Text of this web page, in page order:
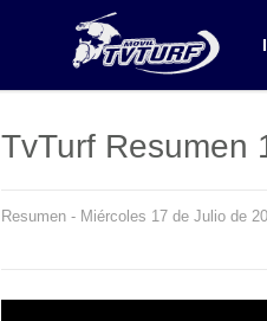
TvTurf Resumen
Resumen - Miércoles 17 de Julio de